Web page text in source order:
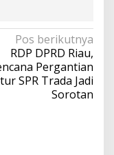
Pos berikutnya
RDP DPRD Riau,
Pergantian
SPR Trada Jadi
Sorotan